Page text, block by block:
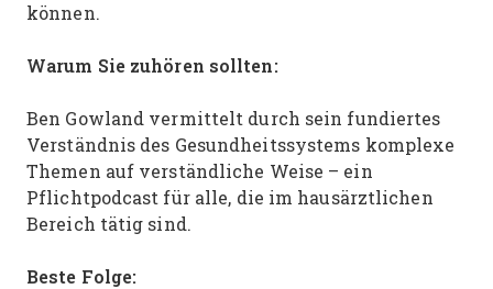
können.
Warum Sie zuhören sollten:
Ben Gowland vermittelt durch sein fundiertes
Verständnis des Gesundheitssystems komplexe
Themen auf verständliche Weise – ein
Pflichtpodcast für alle, die im hausärztlichen
Bereich tätig sind.
Beste Folge: